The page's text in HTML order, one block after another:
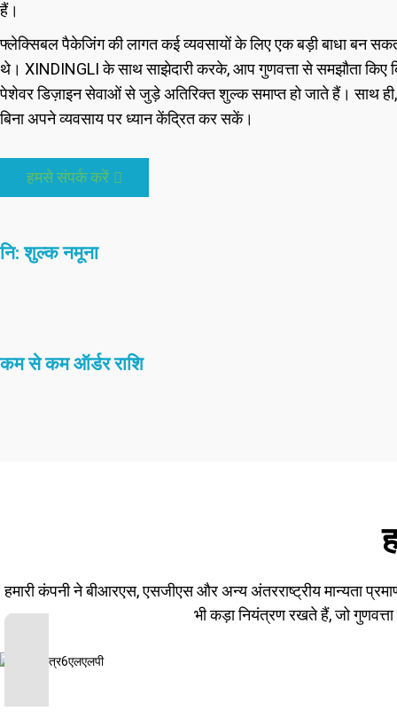
हैं।
फ्लेक्सिबल पैकेजिंग की लागत कई व्यवसायों के लिए एक बड़ी बाधा बन
थे। XINDINGLI के साथ साझेदारी करके, आप गुणवत्ता से समझौता किए
पेशेवर डिज़ाइन सेवाओं से जुड़े अतिरिक्त शुल्क समाप्त हो जाते हैं। साथ
बिना अपने व्यवसाय पर ध्यान केंद्रित कर सकें।
हमसे संपर्क करें
नि: शुल्क नमूना
कम से कम ऑर्डर राशि
हमारी कंपनी ने बीआरएस, एसजीएस और अन्य अंतरराष्ट्रीय मान्यता
भी कड़ा नियंत्रण रखते हैं, जो